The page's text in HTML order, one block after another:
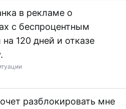
в рекламе о
с беспроцентным
120 дней и отказе
разблокировать мне